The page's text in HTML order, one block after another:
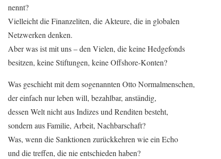
nennt?
Vielleicht die Finanzeliten, die Akteure, die in globalen
Netzwerken denken.
Aber was ist mit uns – den Vielen, die keine Hedgefonds
besitzen, keine Stiftungen, keine Offshore-Konten?
Was geschieht mit dem sogenannten Otto Normalmenschen,
der einfach nur leben will, bezahlbar, anständig,
dessen Welt nicht aus Indizes und Renditen besteht,
sondern aus Familie, Arbeit, Nachbarschaft?
Was, wenn die Sanktionen zurückkehren wie ein Echo
und die treffen, die nie entschieden haben?